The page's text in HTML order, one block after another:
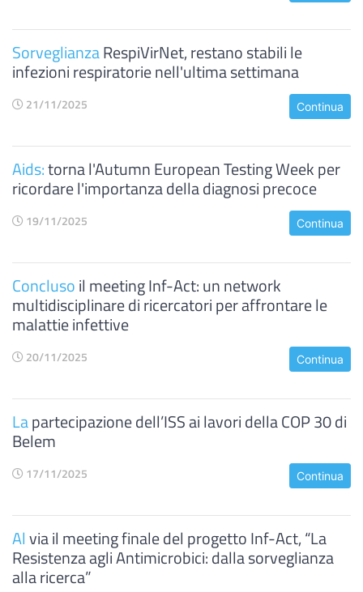
SorveglianzaRespiVirNet, restano stabili le
infezioni respiratorie nell'ultima settimana
21/11/2025 Continua
Aids:torna l'Autumn European Testing Week per
ricordare l'importanza della diagnosi precoce
19/11/2025 Continua
Conclusoil meeting Inf-Act: un network
multidisciplinare di ricercatori per affrontare le
malattie infettive
20/11/2025 Continua
Lapartecipazione dell’ISS ai lavori della COP 30 di
Belem
17/11/2025 Continua
Alvia il meeting finale del progetto Inf-Act, “La
Resistenza agli Antimicrobici: dalla sorveglianza
alla ricerca”